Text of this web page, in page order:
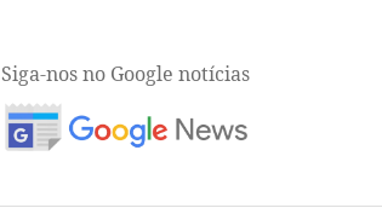
Siga-nos no Google notícias